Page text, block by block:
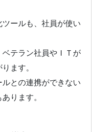
ールも、社員が使い
テラン社員やＩＴが
ます。
との連携ができない
ります。